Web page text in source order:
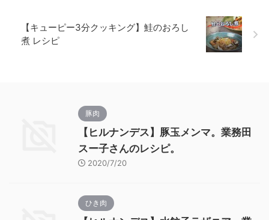
【キューピー3分クッキング】鮭のおろし
煮 レシピ
豚肉
【ヒルナンデス】豚玉メンマ。業務田
スー子さんのレシピ。
2020/7/20
ひき肉